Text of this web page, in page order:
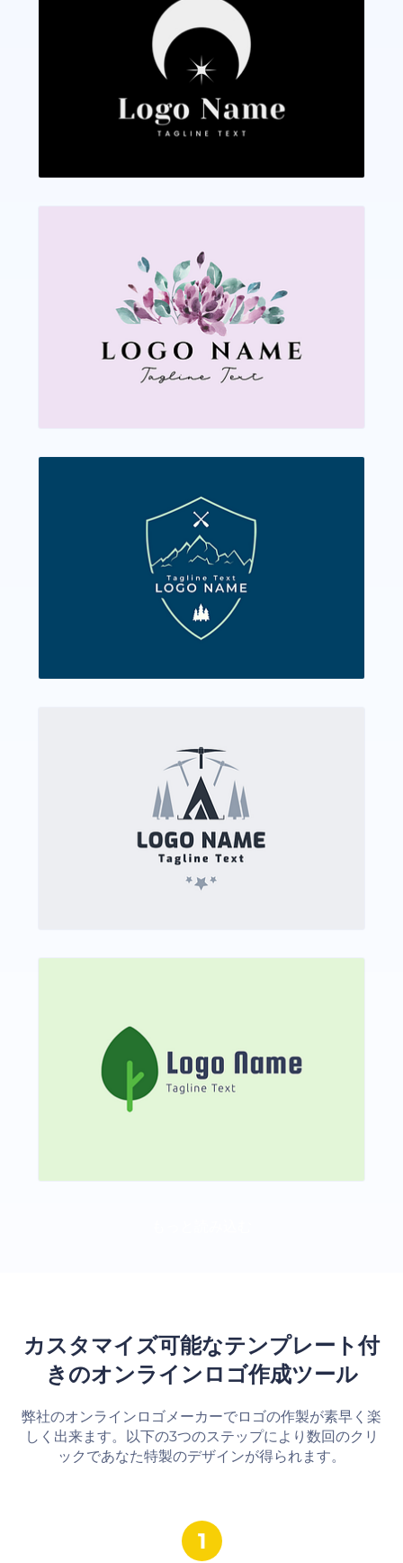
カスタマイズ可能なテンプレート付
きのオンラインロゴ作成ツール
弊社のオンラインロゴメーカーでロゴの作製が素早く楽
しく出来ます。以下の3つのステップにより数回のクリ
ックであなた特製のデザインが得られます。